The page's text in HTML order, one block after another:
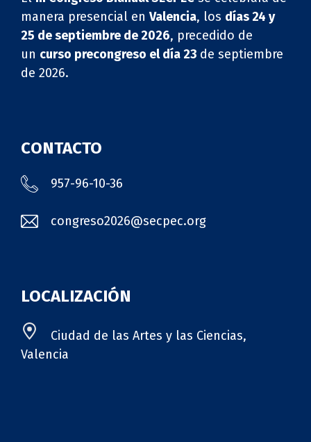
manera presencial enValencia, los días 24 y
25 de septiembre de 2026, precedido de
un curso precongreso el día 23 de septiembre
de 2026.
CONTACTO
957-96-10-36
congreso2026@secpec.org
LOCALIZACIÓN
Ciudad de las Artes y las Ciencias,
Valencia